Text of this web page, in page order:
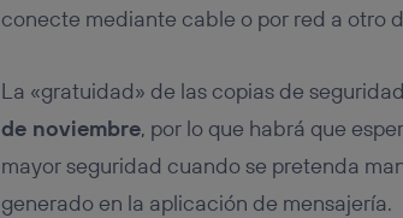
conecte mediante cable o por red a otro
La «gratuidad» de las copias de
de noviembre, por lo que habrá que
mayor seguridad cuando se pretenda
generado en la aplicación de mensajería.